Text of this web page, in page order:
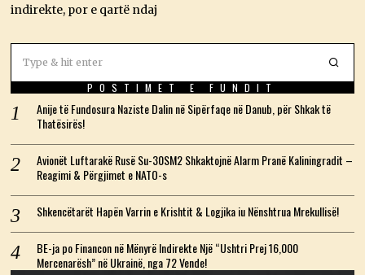
indirekte, por e qartë ndaj
POSTIMET E FUNDIT
Anije të Fundosura Naziste Dalin në Sipërfaqe në Danub, për Shkak të
Thatësirës!
Avionët Luftarakë Rusë Su-30SM2 Shkaktojnë Alarm Pranë Kaliningradit –
Reagimi & Përgjimet e NATO-s
Shkencëtarët Hapën Varrin e Krishtit & Logjika iu Nënshtrua Mrekullisë!
BE-ja po Financon në Mënyrë Indirekte Një “Ushtri Prej 16,000
Mercenarësh” në Ukrainë, nga 72 Vende!